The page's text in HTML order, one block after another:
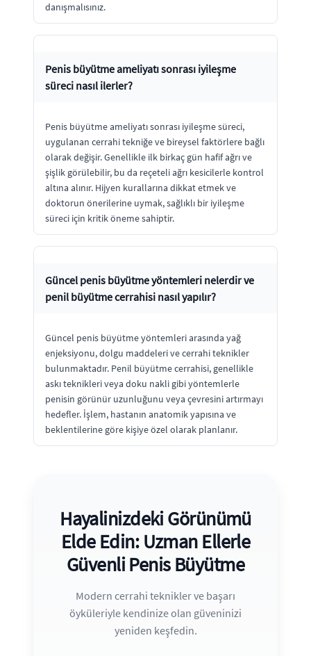
danışmalısınız.
Penis büyütme ameliyatı sonrası iyileşme
süreci nasıl ilerler?
Penis büyütme ameliyatı sonrası iyileşme süreci,
uygulanan cerrahi tekniğe ve bireysel faktörlere bağlı
olarak değişir. Genellikle ilk birkaç gün hafif ağrı ve
şişlik görülebilir, bu da reçeteli ağrı kesicilerle kontrol
altına alınır. Hijyen kurallarına dikkat etmek ve
doktorun önerilerine uymak, sağlıklı bir iyileşme
süreci için kritik öneme sahiptir.
Güncel penis büyütme yöntemleri nelerdir ve
penil büyütme cerrahisi nasıl yapılır?
Güncel penis büyütme yöntemleri arasında yağ
enjeksiyonu, dolgu maddeleri ve cerrahi teknikler
bulunmaktadır. Penil büyütme cerrahisi, genellikle
askı teknikleri veya doku nakli gibi yöntemlerle
penisin görünür uzunluğunu veya çevresini artırmayı
hedefler. İşlem, hastanın anatomik yapısına ve
beklentilerine göre kişiye özel olarak planlanır.
Hayalinizdeki Görünümü
Elde Edin: Uzman Ellerle
Güvenli Penis Büyütme
Modern cerrahi teknikler ve başarı
öyküleriyle kendinize olan güveninizi
yeniden keşfedin.